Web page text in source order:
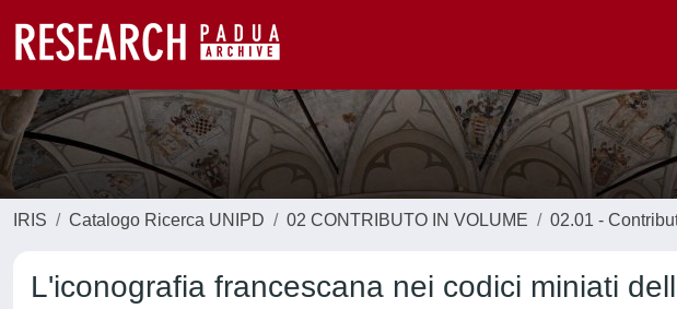
IRIS Catalogo Ricerca UNIPD 02 CONTRIBUTO IN VOLUME 02.01 -
L'iconografia francescana nei codici miniati